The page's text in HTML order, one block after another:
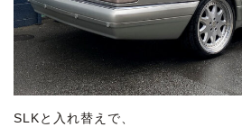
SLKと入れ替えで、